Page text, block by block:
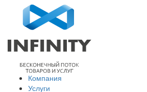
Компания
Услуги